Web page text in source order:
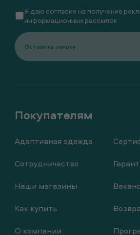
Адаптивная одежда
Сотрудничество
Наши магазины
Как купить
О компании
Я даю согласие на получение
информационных рассылок
Оставить заявку